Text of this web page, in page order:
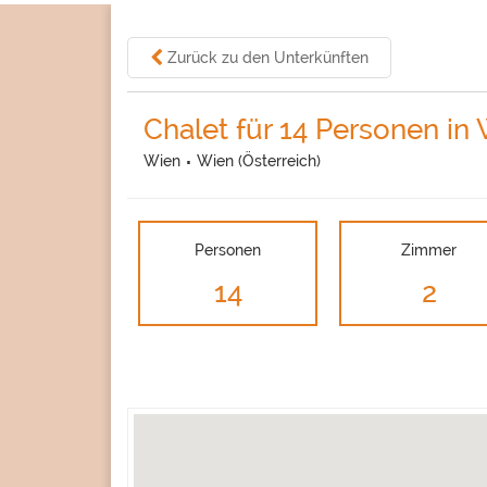
Zurück zu den Unterkünften
Chalet für 14 Personen in
Wien Wien (Österreich)
Personen
14
Zimmer
2